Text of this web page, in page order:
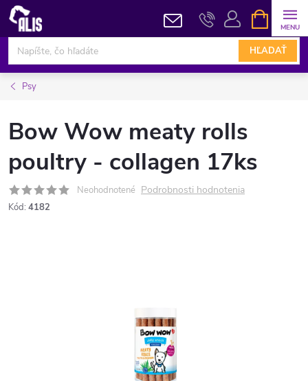
Prejsť
obsah
HĽADAŤ
KOŠÍK
Psy
Bow Wow meaty rolls
poultry - collagen 17ks
Neohodnotené Podrobnosti hodnotenia
Kód: 4182